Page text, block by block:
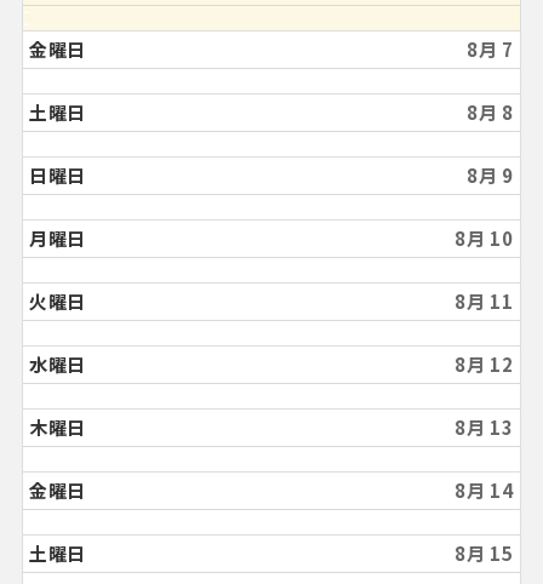
金曜日 8月 7
土曜日 8月 8
日曜日 8月 9
月曜日 8月 10
火曜日 8月 11
水曜日 8月 12
木曜日 8月 13
金曜日 8月 14
土曜日 8月 15